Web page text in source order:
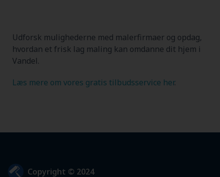
Udforsk mulighederne med malerfirmaer og opdag,
hvordan et frisk lag maling kan omdanne dit hjem i
Vandel.
Læs mere om vores gratis tilbudsservice her.
Copyright © 2024